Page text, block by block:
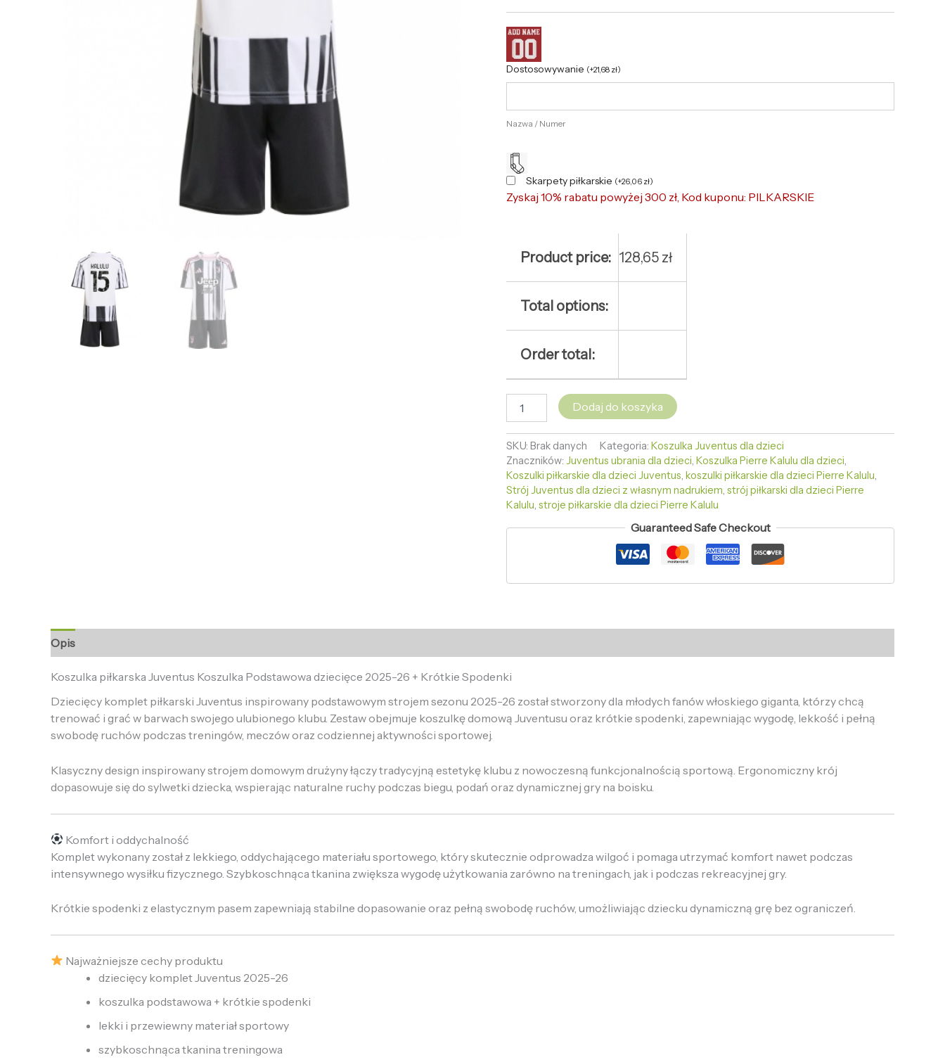
Dostosowywanie (+21,68 zł)
Nazwa / Numer
Skarpety piłkarskie (+26,06 zł)
Zyskaj 10% rabatu powyżej 300 zł, Kod kuponu: PILKARSKIE
Product price: 128,65 zł
Total options:
Order total:
Dodaj do koszyka
SKU: Brak danych Kategoria: Koszulka Juventus dla dzieci
Znaczników: Juventus ubrania dla dzieci, Koszulka Pierre Kalulu dla dzieci,
Koszulki piłkarskie dla dzieci Juventus, koszulki piłkarskie dla dzieci Pierre Kalulu,
Strój Juventus dla dzieci z własnym nadrukiem, strój piłkarski dla dzieci Pierre
Kalulu, stroje piłkarskie dla dzieci Pierre Kalulu
Guaranteed Safe Checkout
Opis
Koszulka piłkarska Juventus Koszulka Podstawowa dziecięce 2025-26 + Krótkie Spodenki
Dziecięcy komplet piłkarski Juventus inspirowany podstawowym strojem sezonu 2025-26 został stworzony dla młodych fanów włoskiego giganta, którzy chcą
trenować i grać w barwach swojego ulubionego klubu. Zestaw obejmuje koszulkę domową Juventusu oraz krótkie spodenki, zapewniając wygodę, lekkość i pełną
swobodę ruchów podczas treningów, meczów oraz codziennej aktywności sportowej.
Klasyczny design inspirowany strojem domowym drużyny łączy tradycyjną estetykę klubu z nowoczesną funkcjonalnością sportową. Ergonomiczny krój
dopasowuje się do sylwetki dziecka, wspierając naturalne ruchy podczas biegu, podań oraz dynamicznej gry na boisku.
Komfort i oddychalność
Komplet wykonany został z lekkiego, oddychającego materiału sportowego, który skutecznie odprowadza wilgoć i pomaga utrzymać komfort nawet podczas
intensywnego wysiłku fizycznego. Szybkoschnąca tkanina zwiększa wygodę użytkowania zarówno na treningach, jak i podczas rekreacyjnej gry.
Krótkie spodenki z elastycznym pasem zapewniają stabilne dopasowanie oraz pełną swobodę ruchów, umożliwiając dziecku dynamiczną grę bez ograniczeń.
Najważniejsze cechy produktu
dziecięcy komplet Juventus 2025-26
koszulka podstawowa + krótkie spodenki
lekki i przewiewny materiał sportowy
szybkoschnąca tkanina treningowa